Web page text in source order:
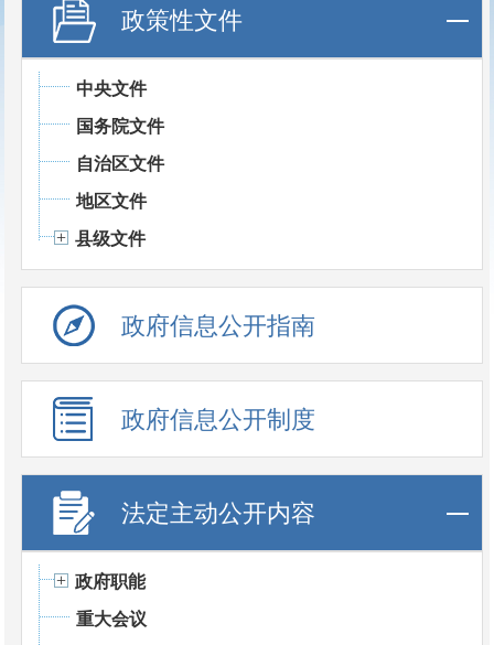
政策性文件
中央文件
国务院文件
自治区文件
地区文件
县级文件
政府信息公开指南
政府信息公开制度
法定主动公开内容
政府职能
重大会议